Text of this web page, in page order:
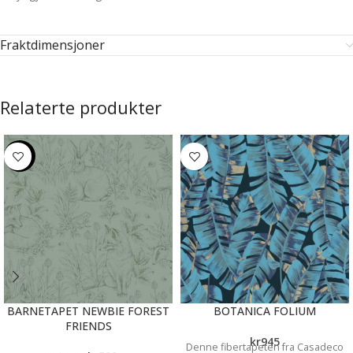
Fraktdimensjoner
Relaterte produkter
-20%
BARNETAPET NEWBIE FOREST
FRIENDS
BOTANICA FOLIUM
kr945
Denne fibertapeten fra Casadeco